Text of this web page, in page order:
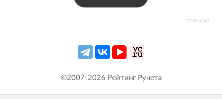
спонсор
©2007-2026 Рейтинг Рунета